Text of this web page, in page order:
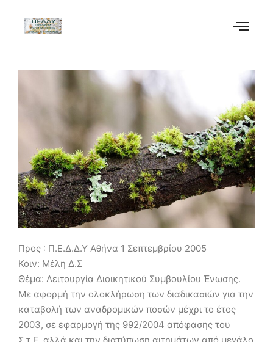
Προς : Π.Ε.Δ.Δ.Υ Αθήνα 1 Σεπτεμβρίου 2005
Κοιν: Μέλη Δ.Σ
Θέμα: Λειτουργία Διοικητικού Συμβουλίου Ένωσης.
Με αφορμή την ολοκλήρωση των διαδικασιών για την
καταβολή των αναδρομικών ποσών μέχρι το έτος
2003, σε εφαρμογή της 992/2004 απόφασης του
Σ.τ.Ε, αλλά και την διατύπωση αιτημάτων από μεγάλο